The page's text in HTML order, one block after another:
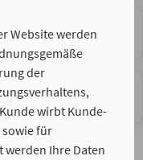
Website werden
der
wirbt Kunde-
für
werden Ihre Daten